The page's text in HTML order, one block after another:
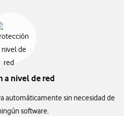
a nivel de red
automáticamente sin necesidad de
software.